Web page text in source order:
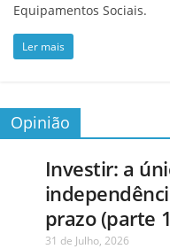
Equipamentos Sociais.
Ler mais
Opinião
Investir: a
prazo (parte
31 de Julho, 2026